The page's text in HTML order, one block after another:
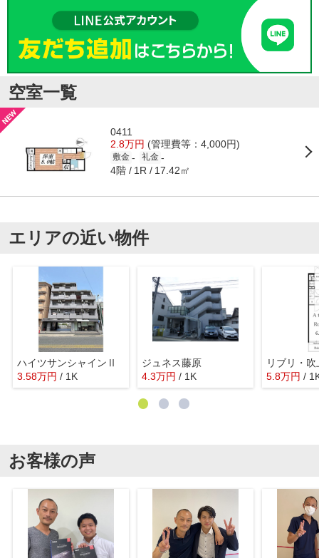
空室一覧
0411
2.8万円 (管理費等：4,000円)
敷金 - 礼金 -
4階 1R 17.42㎡
エリアの近い物件
ハイツサンシャインⅡ
3.58万円 / 1K
ジュネス藤原
4.3万円 / 1K
リブリ・吹
5.8万円 /
お客様の声